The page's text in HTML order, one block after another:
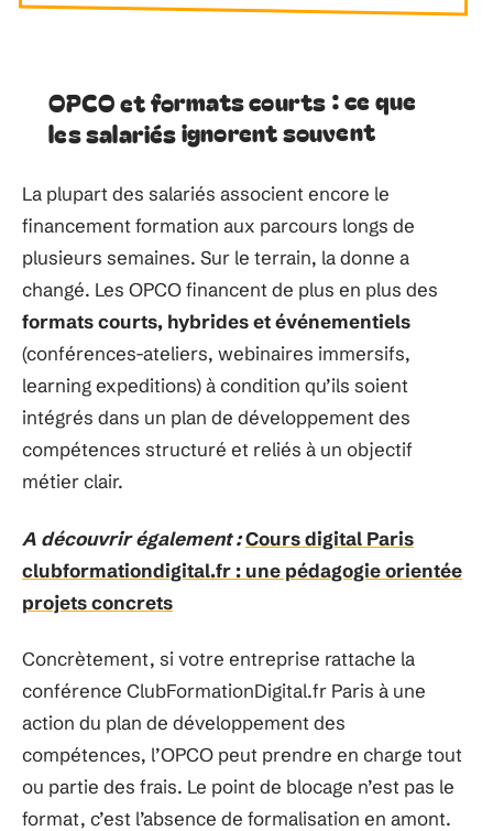
OPCO et formats courts : ce que
les salariés ignorent souvent
La plupart des salariés associent encore le
financement formation aux parcours longs de
plusieurs semaines. Sur le terrain, la donne a
changé. Les OPCO financent de plus en plus des
formats courts, hybrides et événementiels
(conférences-ateliers, webinaires immersifs,
learning expeditions) à condition qu’ils soient
intégrés dans un plan de développement des
compétences structuré et reliés à un objectif
métier clair.
A découvrir également :Cours digital Paris
clubformationdigital.fr : une pédagogie orientée
projets concrets
Concrètement, si votre entreprise rattache la
conférence ClubFormationDigital.fr Paris à une
action du plan de développement des
compétences, l’OPCO peut prendre en charge tout
ou partie des frais. Le point de blocage n’est pas le
format, c’est l’absence de formalisation en amont.